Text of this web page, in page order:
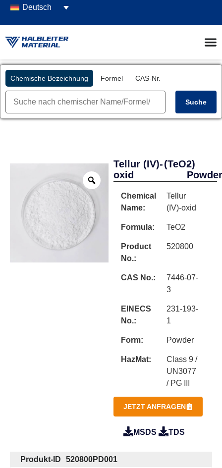
Deutsch
Chemische Bezeichnung Formel CAS-Nr.
Suche
Tellur (IV)-
oxid
(TeO2)
-
Powder
Chemical
Name:
Tellur
(IV)-oxid
Formula: TeO2
Product
No.:
520800
CAS No.:
7446-07-
3
EINECS
No.:
231-193-
1
Form: Powder
HazMat:
Class 9 /
UN3077
/ PG III
JETZT ANFRAGEN
MSDS TDS
Produkt-ID
520800PD001